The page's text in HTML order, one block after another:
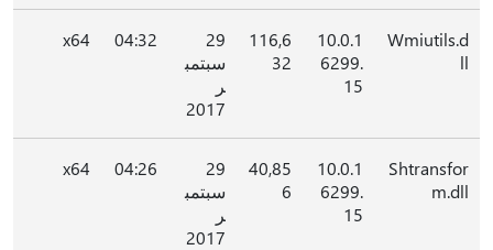
Wmiutils.d
ll
10.0.1
6299.
15
116,6
32
29
سبتمب
ر
2017
04:32
x64
Shtransfor
m.dll
10.0.1
6299.
15
40,85
6
29
سبتمب
ر
2017
04:26
x64